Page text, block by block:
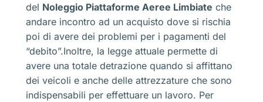
del Noleggio Piattaforme Aeree Limbiate che
andare incontro ad un acquisto dove si rischia
poi di avere dei problemi per i pagamenti del
“debito”.Inoltre, la legge attuale permette di
avere una totale detrazione quando si affittano
dei veicoli e anche delle attrezzature che sono
indispensabili per effettuare un lavoro. Per